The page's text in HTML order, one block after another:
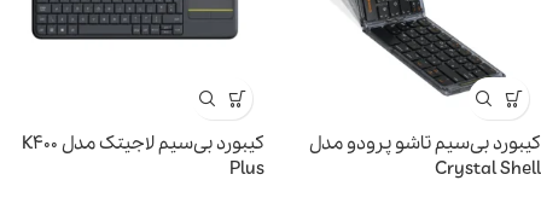
کیبورد بی‌سیم تاشو پرودو مدل
Crystal Shell
کیبورد بی‌سیم لاجیتک مدل K400
Plus